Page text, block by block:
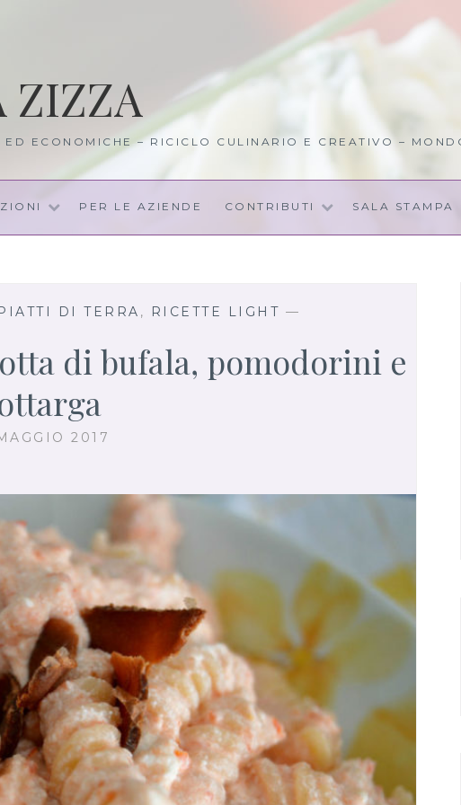
ZIZZA
ED ECONOMICHE – RICICLO CULINARIO E CREATIVO –
PER LE AZIENDE CONTRIBUTI SALA STAMPA
DI TERRA , RICETTE LIGHT —
di bufala, pomodorini e
2017